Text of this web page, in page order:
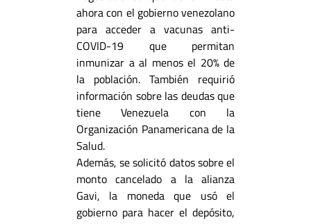
ahora con el gobierno venezolano
para acceder a vacunas anti-
COVID-19 que permitan
inmunizar a al menos el 20% de
la población. También requirió
información sobre las deudas que
tiene Venezuela con la
Organización Panamericana de la
Salud.
Además, se solicitó datos sobre el
monto cancelado a la alianza
Gavi, la moneda que usó el
gobierno para hacer el depósito,